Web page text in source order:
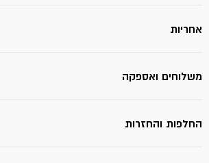
אחריות
משלוחים ואספקה
החלפות והחזרות